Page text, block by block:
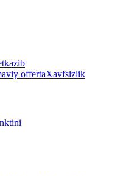
offertaXavfsizlik